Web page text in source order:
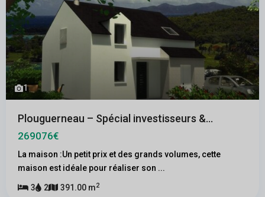
1
Plouguerneau – Spécial investisseurs &...
269076€
La maison :Un petit prix et des grands volumes, cette
maison est idéale pour réaliser son ...
3 2 391.00 m2